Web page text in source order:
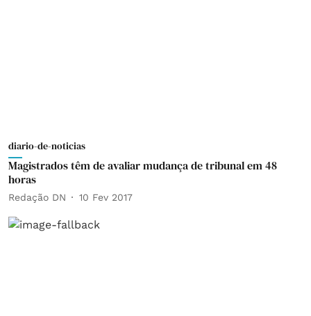
diario-de-noticias
Magistrados têm de avaliar mudança de tribunal em 48
horas
Redação DN 10 Fev 2017